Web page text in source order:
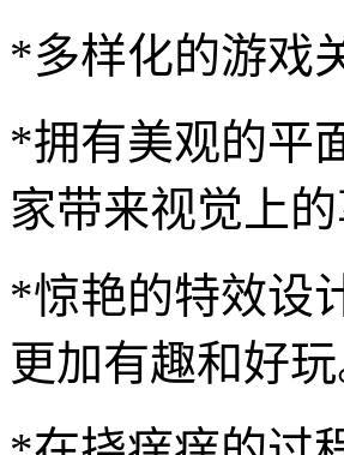
*多样化的游戏
*拥有美观的平
家带来视觉上的
*惊艳的特效设
更加有趣和好玩